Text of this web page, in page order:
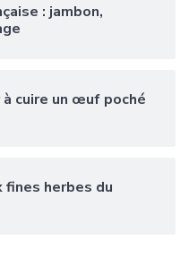
: jambon,
cuire un œuf poché
herbes du